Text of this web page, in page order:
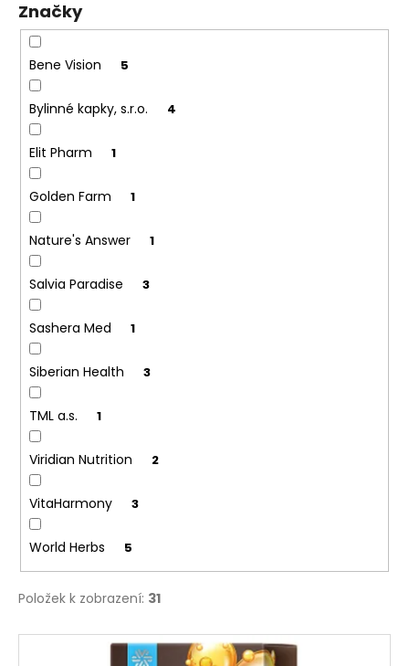
ů
Značky
Bene Vision 5
Bylinné kapky, s.r.o. 4
Elit Pharm 1
Golden Farm 1
Nature's Answer 1
Salvia Paradise 3
Sashera Med 1
Siberian Health 3
TML a.s. 1
Viridian Nutrition 2
VitaHarmony 3
World Herbs 5
Položek k zobrazení: 31
V
a
?
D
o
p
o
u
u
m